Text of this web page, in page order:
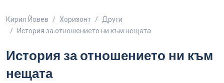
Кирил Йовев Хоризонт
Други
История за отношението ни към нещата
История за отношението ни към
нещата